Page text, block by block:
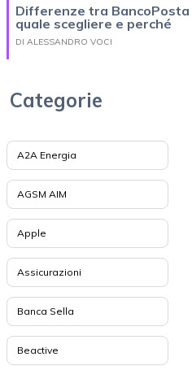
Differenze tra BancoPosta
quale scegliere e perché
DI ALESSANDRO VOCI
Categorie
A2A Energia
AGSM AIM
Apple
Assicurazioni
Banca Sella
Beactive